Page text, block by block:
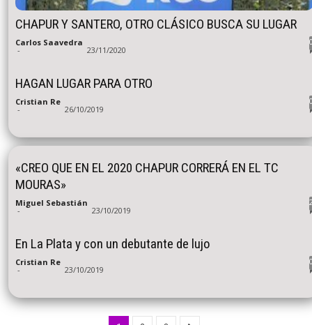
CHAPUR Y SANTERO, OTRO CLÁSICO BUSCA SU LUGAR
Carlos Saavedra
- 23/11/2020
HAGAN LUGAR PARA OTRO
Cristian Re
- 26/10/2019
«CREO QUE EN EL 2020 CHAPUR CORRERÁ EN EL TC
MOURAS»
Miguel Sebastián
- 23/10/2019
En La Plata y con un debutante de lujo
Cristian Re
- 23/10/2019